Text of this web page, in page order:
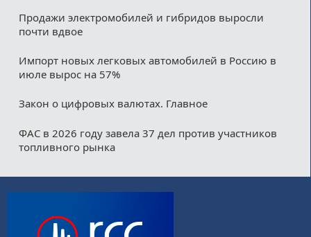
Продажи электромобилей и гибридов выросли
почти вдвое
Импорт новых легковых автомобилей в Россию в
июле вырос на 57%
Закон о цифровых валютах. Главное
ФАС в 2026 году завела 37 дел против участников
топливного рынка